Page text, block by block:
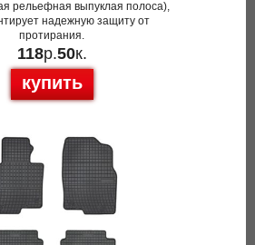
рельефная выпуклая полоса),
надежную защиту от
протирания.
118р.50к.
купить